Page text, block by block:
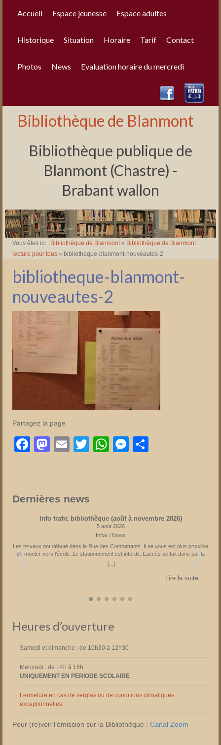
Accueil Espace jeunesse Espace adultes
Historique Situation Horaire Tarif Contact
Photos News Evaluation horaire du mercredi
Bibliothèque de Blanmont
Bibliothèque publique de
Blanmont (Chastre) -
Brabant wallon
Vous êtes ici : Bibliothèque de Blanmont» Bibliothèque de Blanmont :
lecture pour tous » bibliotheque-blanmont-nouveautes-2
bibliotheque-blanmont-
nouveautes-2
Partagez la page
Facebook
Mastodon
EmailTwitterWhatsApp
Messenger
Dernières news
Info trafic bibliothèque (août à novembre 2026)
5 août 2026
Infos / News
Les travaux ont débuté dans la Rue des Combattants. Il ne vous est plus possible
de monter vers l’école. Le stationnement est interdit. L’accès se fait donc par la
Rue du Château suivie par la Rue de l’Eglise. Parking à l’église ou à la Place
Fechere. Attention sens de circulation unique sur la Place Féchère. Fin prévue en
[...]
Lire la suite…
Heures d’ouverture
Samedi et dimanche : de 10h30 à 12h30
Mercredi : de 14h à 16h
UNIQUEMENT EN PERIODE SCOLAIRE
Fermeture en cas de verglas ou de conditions climatiques
exceptionnelles.
Pour (re)voir l’émission sur la Bibliothèque : Canal Zoom